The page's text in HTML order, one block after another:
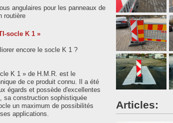
angulaires pour les panneaux de
routière
socle K 1 »
encore le socle K 1 ?
K 1 » de H.M.R. est le
de ce produit connu. Il a été
égards et possède d'excellentes
sa construction sophistiquée
un maximum de possibilités
applications.
Multi-socle K1
disposé
longitudinalement
plusieurs
possibilités de
raccordement
dans le multi-
socle K1
avec balise à 2
Articles: